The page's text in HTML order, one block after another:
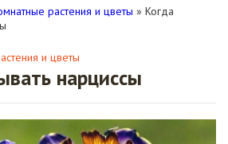
растения и цветы » Когда
и цветы
нарциссы